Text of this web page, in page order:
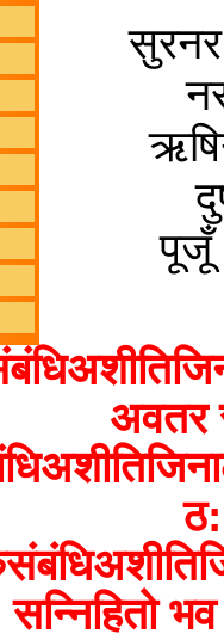
पूजूँ
अवतर
सन्निहितो